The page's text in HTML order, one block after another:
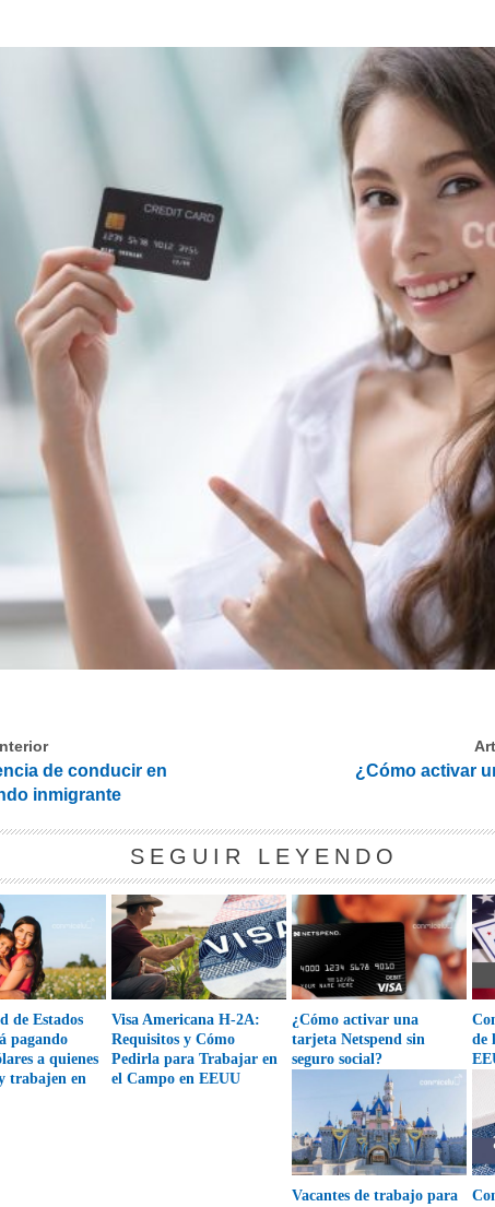
de conducir en
inmigrante
¿Cómo activar
SEGUIR LEYENDO
de Estados
pagando
a quienes
trabajen en
Visa Americana H-2A:
Requisitos y Cómo
Pedirla para Trabajar en
el Campo en EEUU
¿Cómo activar una
tarjeta Netspend sin
seguro social?
de
Vacantes de trabajo para